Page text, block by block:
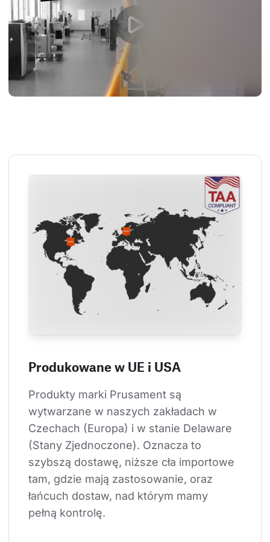
Produkowane w UE i USA
Produkty marki Prusament są
wytwarzane w naszych zakładach w
Czechach (Europa) i w stanie Delaware
(Stany Zjednoczone). Oznacza to
szybszą dostawę, niższe cła importowe
tam, gdzie mają zastosowanie, oraz
łańcuch dostaw, nad którym mamy
pełną kontrolę.